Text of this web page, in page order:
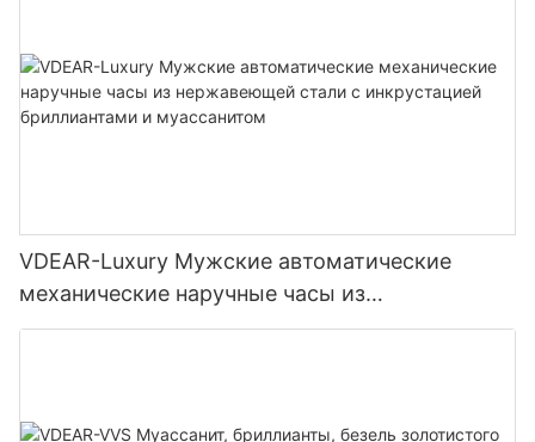
VDEAR-Luxury Мужские автоматические
механические наручные часы из
нержавеющей стали с инкрустацией